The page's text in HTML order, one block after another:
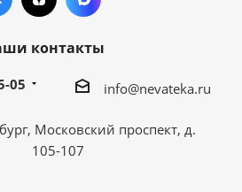
контакты
05 info@nevateka.ru
Московский проспект, д.
105-107